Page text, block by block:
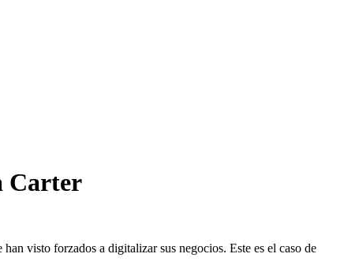
Carter
visto forzados a digitalizar sus negocios. Este es el caso de